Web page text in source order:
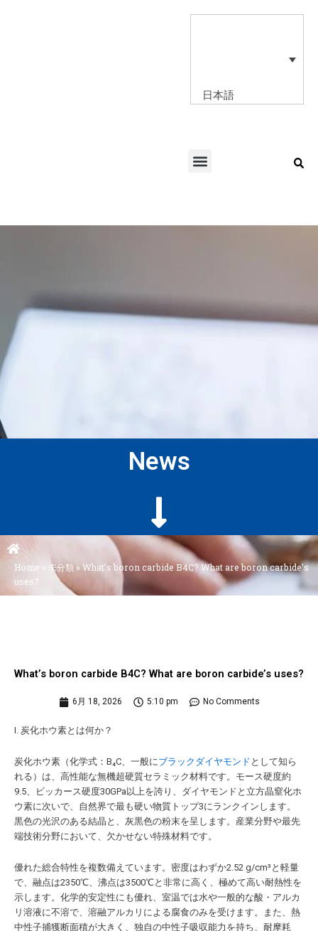
日本語
Menu
News
Home » 未分類»What’s boron carbide B4C? What are boron carbide’s
uses?
What’s boron carbide B4C? What are boron carbide’s uses?
6月 18, 2026 5:10 pm No Comments
I. 炭化ホウ素とは何か？
炭化ホウ素（化学式：B₄C、一般にブラックダイヤモンド として知ら
れる）は、高性能な無機超硬質セラミック材料です。モース硬度約
9.5、ビッカース硬度30GPa以上を誇り、ダイヤモンドと立方晶窒化ホ
ウ素に次いで、自然界で最も硬い物質トップ3にランクインします。
黒色の光沢のある結晶と、灰黒色の粉末を呈します。産業分野や最先
端技術分野において、欠かせない特殊材料です。
優れた総合特性を複数備えています。密度はわずか2.52 g/cm³と軽量
で、融点は2350℃、沸点は3500℃と非常に高く、極めて高い耐熱性を
示します。化学的安定性にも優れ、室温では水や一般的な酸・アルカ
リ溶液に不溶で、溶融アルカリによる腐食のみを受けます。また、熱
中性子捕獲断面積が大きく、独自の中性子吸収能力を持ち、耐摩耗